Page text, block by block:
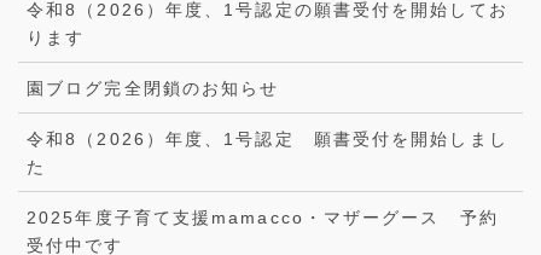
令和8（2026）年度、1号認定の願書受付を開始してお
ります
園ブログ完全閉鎖のお知らせ
令和8（2026）年度、1号認定 願書受付を開始しまし
た
2025年度子育て支援mamacco・マザーグース 予約
受付中です